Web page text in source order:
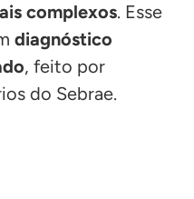
complexos. Esse
diagnóstico
, feito por
do Sebrae.